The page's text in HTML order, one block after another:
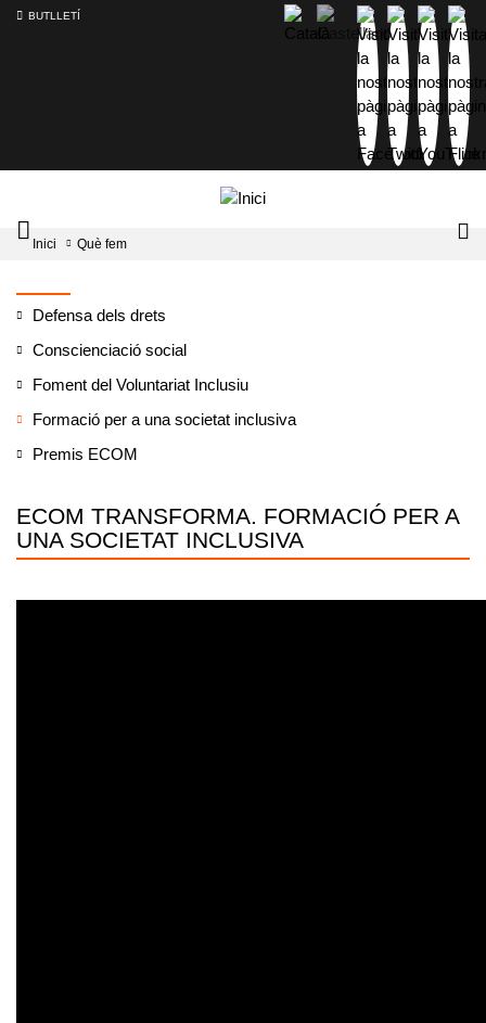
BUTLLETÍ
Mobile
menu
Inici Què fem
Defensa dels drets
Conscienciació social
Foment del Voluntariat Inclusiu
Formació per a una societat inclusiva
Premis ECOM
ECOM TRANSFORMA. FORMACIÓ PER A
UNA SOCIETAT INCLUSIVA